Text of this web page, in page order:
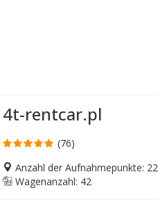
4t-rentcar.pl
(76)
Anzahl der Aufnahmepunkte: 22
Wagenanzahl: 42